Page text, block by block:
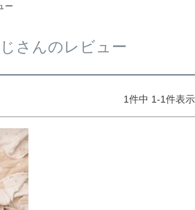
ー
さんのレビュー
1件中 1-1件表示